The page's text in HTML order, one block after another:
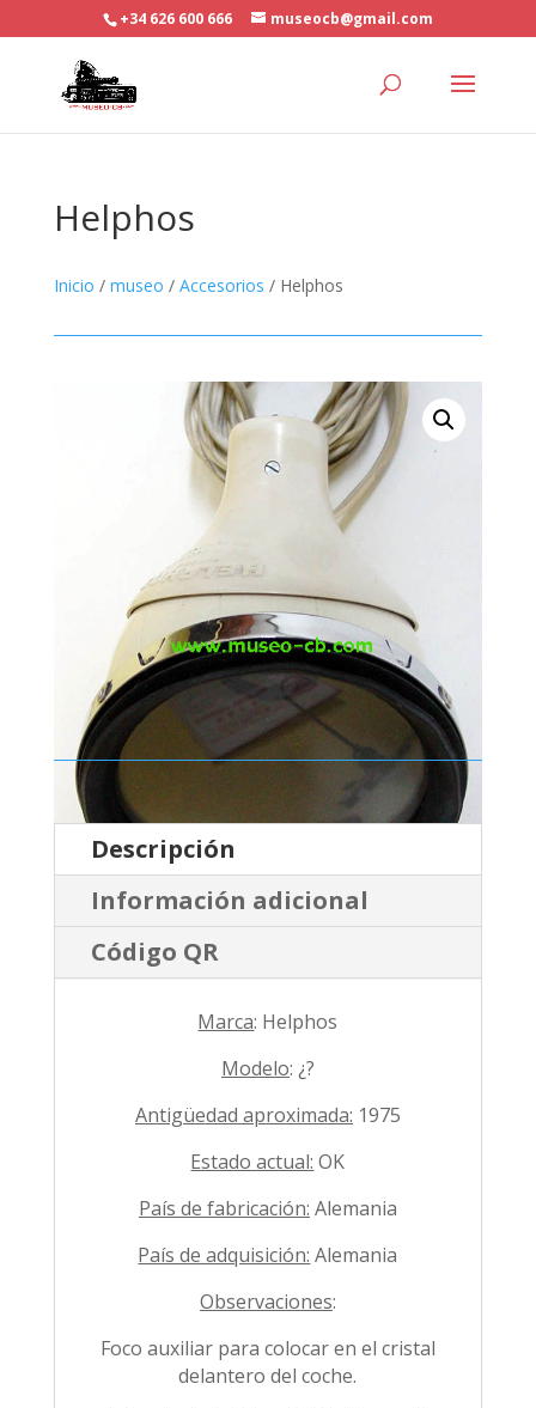
+34 626 600 666 museocb@gmail.com
Helphos
Inicio / museo / Accesorios / Helphos
Descripción
Información adicional
Código QR
Marca: Helphos
Modelo: ¿?
Antigüedad aproximada: 1975
Estado actual: OK
País de fabricación: Alemania
País de adquisición: Alemania
Observaciones:
Foco auxiliar para colocar en el cristal
delantero del coche.